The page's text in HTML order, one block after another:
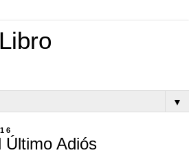
▼
Último Adiós